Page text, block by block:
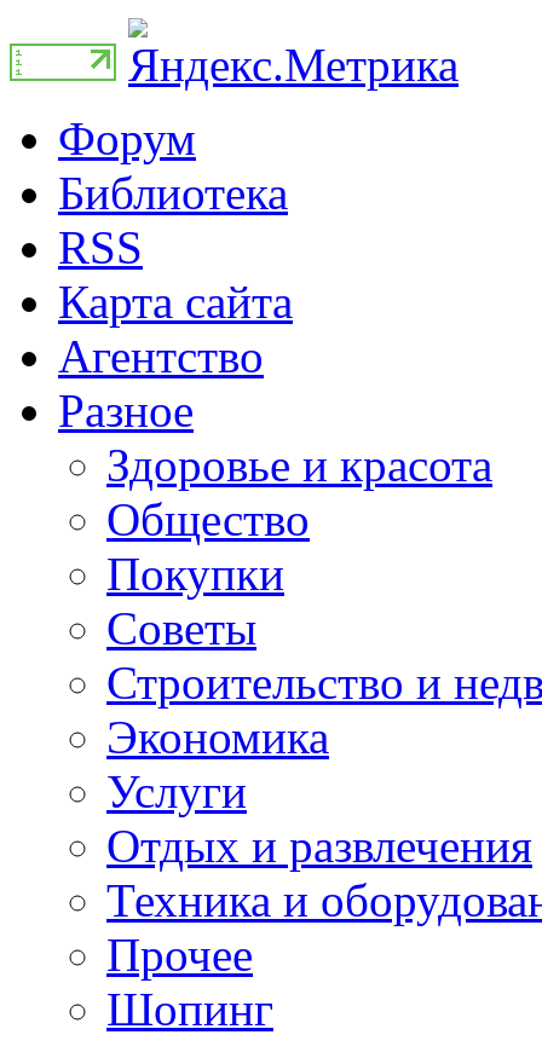
Форум
Библиотека
RSS
Карта сайта
Агентство
Разное
Здоровье и красота
Общество
Покупки
Советы
Строительство и
Экономика
Услуги
Отдых и развлечения
Техника и
Прочее
Шопинг